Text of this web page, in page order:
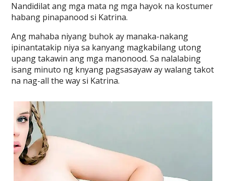
Nandidilat ang mga mata ng mga hayok na kostumer
habang pinapanood si Katrina.
Ang mahaba niyang buhok ay manaka-nakang
ipinantatakip niya sa kanyang magkabilang utong
upang takawin ang mga manonood. Sa nalalabing
isang minuto ng knyang pagsasayaw ay walang takot
na nag-all the way si Katrina.